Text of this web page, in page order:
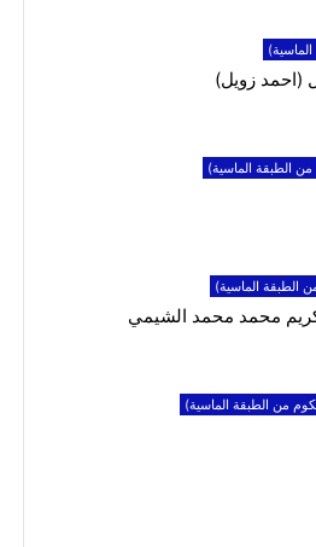
(احمد زويل)
من الطبقة الماسية)
الطبقة الماسية)
محمد محمد الشيمي
من الطبقة الماسية)